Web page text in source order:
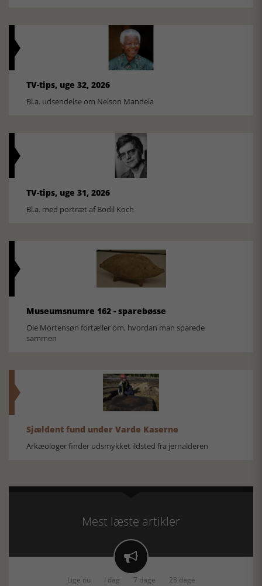
TV-tips, uge 32, 2026
Bl.a. udsendelse om Nelson Mandela
TV-tips, uge 31, 2026
Bl.a. med portræt af Bodil Koch
Museumsnumre 162 - sparebøsse
Ole Mortensøn fortæller om, hvordan man sparede
sammen
Sjældent fund under Varde Kaserne
Arkæologer finder udsmykket ildsted fra jernalderen
Mest læste artikler

Lige nu I dag 7 dage 28 dage